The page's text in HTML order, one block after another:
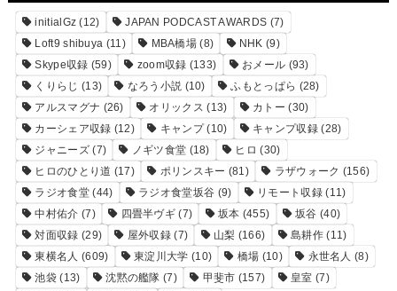
initialGz (12) JAPAN PODCAST AWARDS (7)
Loft9 shibuya (11) MBA橋場 (8) NHK (9)
Skype収録 (59) zoom収録 (133) おメール (93)
くりらじ (13) なろう小説 (10) ふもとっぱら (28)
アルスマグナ (26) オリックス (13) カトー (30)
カーシェア収録 (12) キャンプ(10) キャンプ収録(28)
ジャニーズ(7) ノギツ食堂 (18) ヒロ (30)
ヒロのひとり道 (17) ポリンスキー (81) ラザウォーク (156)
ラジオ食堂(44) ラジオ食堂坂谷 (9) リモート収録(11)
中村佑介 (7) 四畳半ヴギ (7) 坂本 (455) 坂谷 (40)
対面収録 (29) 屋外収録 (7) 山梨 (166) 島耕作(11)
東横名人 (609) 東淀川大学 (10) 橋場 (10) 永世名人 (8)
池袋 (13) 沈黙の艦隊 (7) 甲斐市 (157) 皇室 (7)